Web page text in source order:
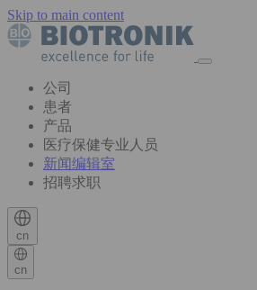
Skip to main content
公司
患者
产品
医疗保健专业人员
新闻编辑室
招聘求职
cn
cn